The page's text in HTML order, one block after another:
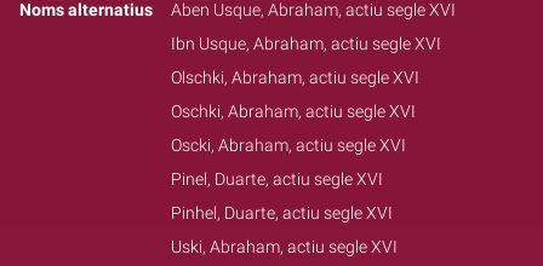
Noms alternatius
Aben Usque, Abraham, actiu segle XVI
Ibn Usque, Abraham, actiu segle XVI
Olschki, Abraham, actiu segle XVI
Oschki, Abraham, actiu segle XVI
Oscki, Abraham, actiu segle XVI
Pinel, Duarte, actiu segle XVI
Pinhel, Duarte, actiu segle XVI
Uski, Abraham, actiu segle XVI